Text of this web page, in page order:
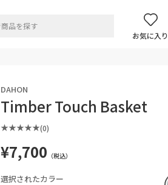
お気に入り
DAHON
Timber Touch Basket
(0)
¥7,700 （税込）
選択されたカラー